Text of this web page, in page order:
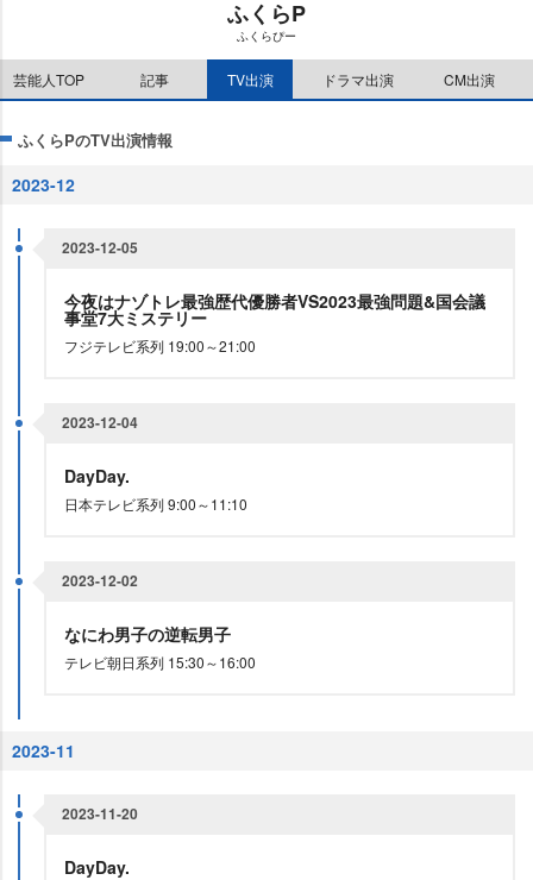
ふくらP
ふくらぴー
芸能人TOP 記事 TV出演 ドラマ出演 CM出演
ふくらPのTV出演情報
2023-12
2023-12-05
今夜はナゾトレ最強歴代優勝者VS2023最強問題&国会議
事堂7大ミステリー
フジテレビ系列 19:00～21:00
2023-12-04
DayDay.
日本テレビ系列 9:00～11:10
2023-12-02
なにわ男子の逆転男子
テレビ朝日系列 15:30～16:00
2023-11
2023-11-20
DayDay.